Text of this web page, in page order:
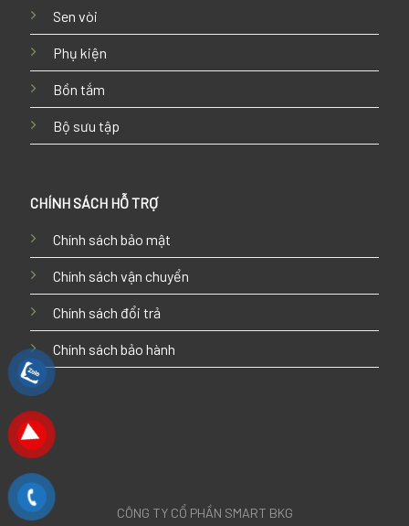
Sen vòi
Phụ kiện
Bồn tắm
Bộ sưu tập
CHÍNH SÁCH HỖ TRỢ
Chính sách bảo mật
Chính sách vận chuyển
Chính sách đổi trả
Chính sách bảo hành
CÔNG TY CỔ PHẦN SMART BKG